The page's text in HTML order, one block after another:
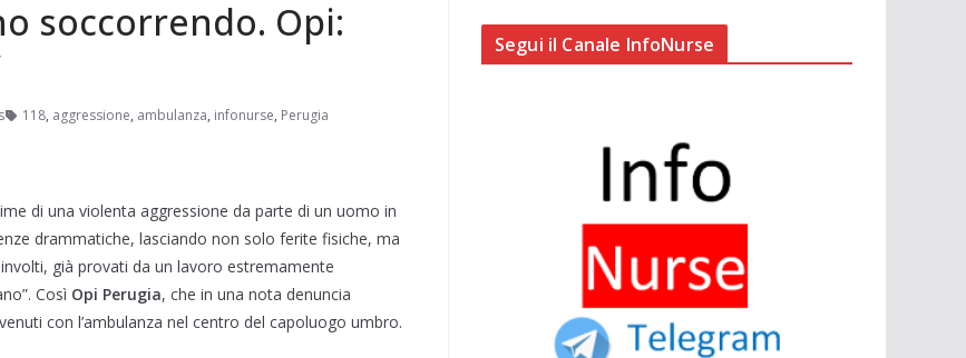
soccorrendo. Opi:
118, aggressione, ambulanza, infonurse, Perugia
di una violenta aggressione da parte di un uomo in
drammatiche, lasciando non solo ferite fisiche, ma
già provati da un lavoro estremamente
Così Opi Perugia, che in una nota denuncia
con l’ambulanza nel centro del capoluogo umbro.
Segui il Canale InfoNurse